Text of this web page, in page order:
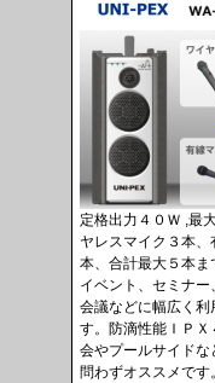
定格出力４０Ｗ ,最
ヤレスマイク３本、
本、合計最大５本ま
イベント、セミナー
会議などに幅広く利
す。防滴性能ＩＰＸ
会やプールサイドな
問わずオススメです。